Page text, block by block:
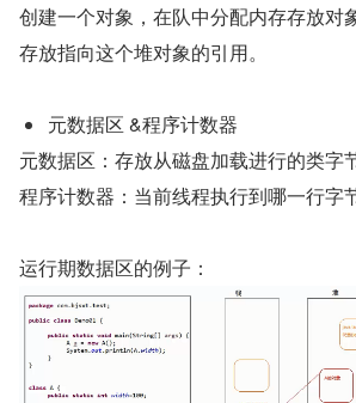
创建一个对象，在队中分配内存存放对
存放指向这个堆对象的引用。
元数据区 &程序计数器
元数据区：存放从磁盘加载进行的类字
程序计数器：当前线程执行到哪一行字
运行期数据区的例子：